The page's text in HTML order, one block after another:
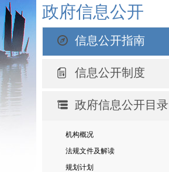
政府信息公开
信息公开指南
信息公开制度
政府信息公开目录
机构概况
法规文件及解读
规划计划